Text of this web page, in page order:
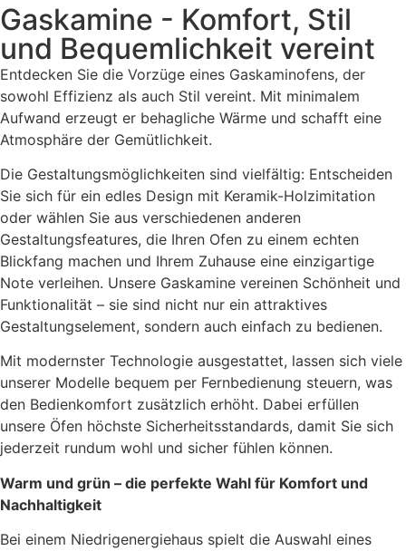
Gaskamine - Komfort, Stil
und Bequemlichkeit vereint
Entdecken Sie die Vorzüge eines Gaskaminofens, der
sowohl Effizienz als auch Stil vereint. Mit minimalem
Aufwand erzeugt er behagliche Wärme und schafft eine
Atmosphäre der Gemütlichkeit.
Die Gestaltungsmöglichkeiten sind vielfältig: Entscheiden
Sie sich für ein edles Design mit Keramik-Holzimitation
oder wählen Sie aus verschiedenen anderen
Gestaltungsfeatures, die Ihren Ofen zu einem echten
Blickfang machen und Ihrem Zuhause eine einzigartige
Note verleihen. Unsere Gaskamine vereinen Schönheit und
Funktionalität – sie sind nicht nur ein attraktives
Gestaltungselement, sondern auch einfach zu bedienen.
Mit modernster Technologie ausgestattet, lassen sich viele
unserer Modelle bequem per Fernbedienung steuern, was
den Bedienkomfort zusätzlich erhöht. Dabei erfüllen
unsere Öfen höchste Sicherheitsstandards, damit Sie sich
jederzeit rundum wohl und sicher fühlen können.
Warm und grün – die perfekte Wahl für Komfort und
Nachhaltigkeit
Bei einem Niedrigenergiehaus spielt die Auswahl eines